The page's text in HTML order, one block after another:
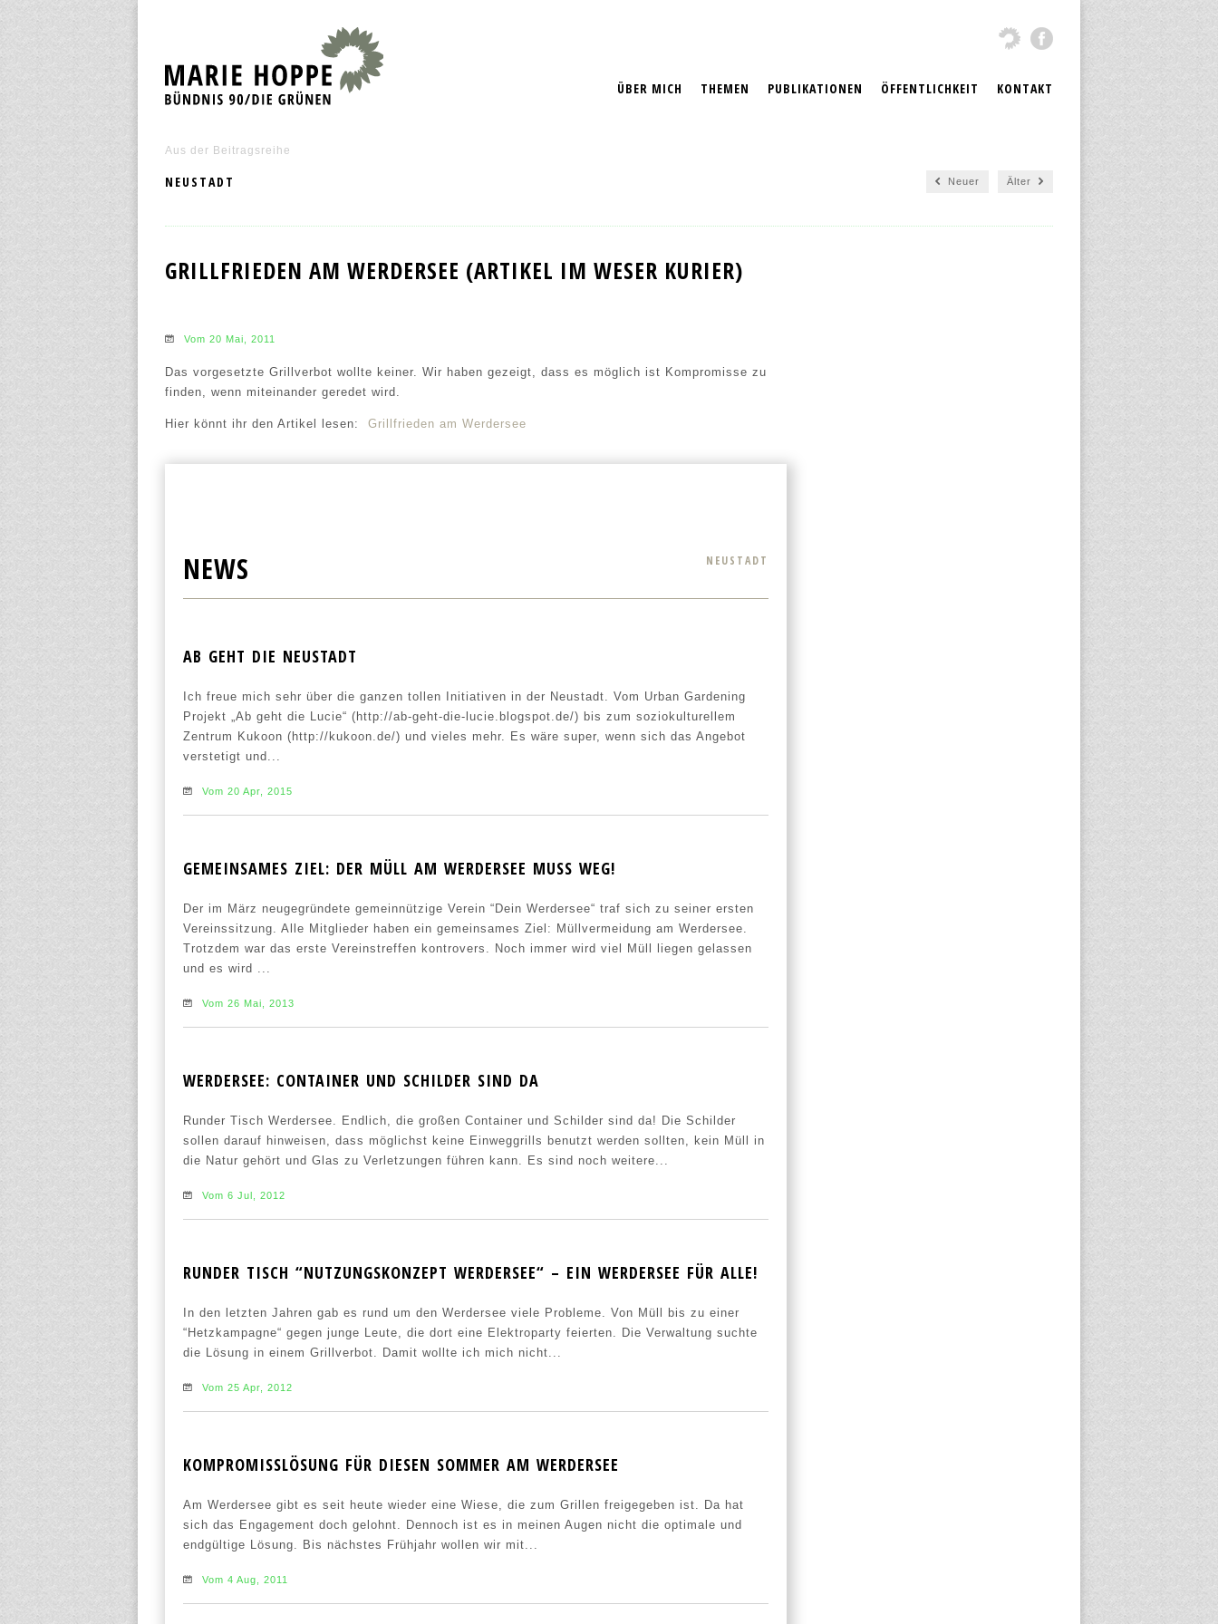
ÜBER MICH THEMEN PUBLIKATIONEN ÖFFENTLICHKEIT KONTAKT
Aus der Beitragsreihe
NEUSTADT Neuer Älter
GRILLFRIEDEN AM WERDERSEE (ARTIKEL IM WESER KURIER)
Vom 20 Mai, 2011
Das vorgesetzte Grillverbot wollte keiner. Wir haben gezeigt, dass es möglich ist Kompromisse zu
finden, wenn miteinander geredet wird.
Hier könnt ihr den Artikel lesen: Grillfrieden am Werdersee
NEWS NEUSTADT
AB GEHT DIE NEUSTADT
Ich freue mich sehr über die ganzen tollen Initiativen in der Neustadt. Vom Urban Gardening
Projekt „Ab geht die Lucie“ (http://ab-geht-die-lucie.blogspot.de/) bis zum soziokulturellem
Zentrum Kukoon (http://kukoon.de/) und vieles mehr. Es wäre super, wenn sich das Angebot
verstetigt und...
Vom 20 Apr, 2015
GEMEINSAMES ZIEL: DER MÜLL AM WERDERSEE MUSS WEG!
Der im März neugegründete gemeinnützige Verein “Dein Werdersee“ traf sich zu seiner ersten
Vereinssitzung. Alle Mitglieder haben ein gemeinsames Ziel: Müllvermeidung am Werdersee.
Trotzdem war das erste Vereinstreffen kontrovers. Noch immer wird viel Müll liegen gelassen
und es wird ...
Vom 26 Mai, 2013
WERDERSEE: CONTAINER UND SCHILDER SIND DA
Runder Tisch Werdersee. Endlich, die großen Container und Schilder sind da! Die Schilder
sollen darauf hinweisen, dass möglichst keine Einweggrills benutzt werden sollten, kein Müll in
die Natur gehört und Glas zu Verletzungen führen kann. Es sind noch weitere...
Vom 6 Jul, 2012
RUNDER TISCH “NUTZUNGSKONZEPT WERDERSEE“ – EIN WERDERSEE FÜR ALLE!
In den letzten Jahren gab es rund um den Werdersee viele Probleme. Von Müll bis zu einer
“Hetzkampagne“ gegen junge Leute, die dort eine Elektroparty feierten. Die Verwaltung suchte
die Lösung in einem Grillverbot. Damit wollte ich mich nicht...
Vom 25 Apr, 2012
KOMPROMISSLÖSUNG FÜR DIESEN SOMMER AM WERDERSEE
Am Werdersee gibt es seit heute wieder eine Wiese, die zum Grillen freigegeben ist. Da hat
sich das Engagement doch gelohnt. Dennoch ist es in meinen Augen nicht die optimale und
endgültige Lösung. Bis nächstes Frühjahr wollen wir mit...
Vom 4 Aug, 2011